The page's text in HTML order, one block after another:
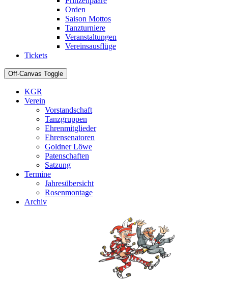
Orden
Saison Mottos
Tanzturniere
Veranstaltungen
Vereinsausflüge
Tickets
Off-Canvas Toggle
KGR
Verein
Vorstandschaft
Tanzgruppen
Ehrenmitglieder
Ehrensenatoren
Goldner Löwe
Patenschaften
Satzung
Termine
Jahresübersicht
Rosenmontage
Archiv